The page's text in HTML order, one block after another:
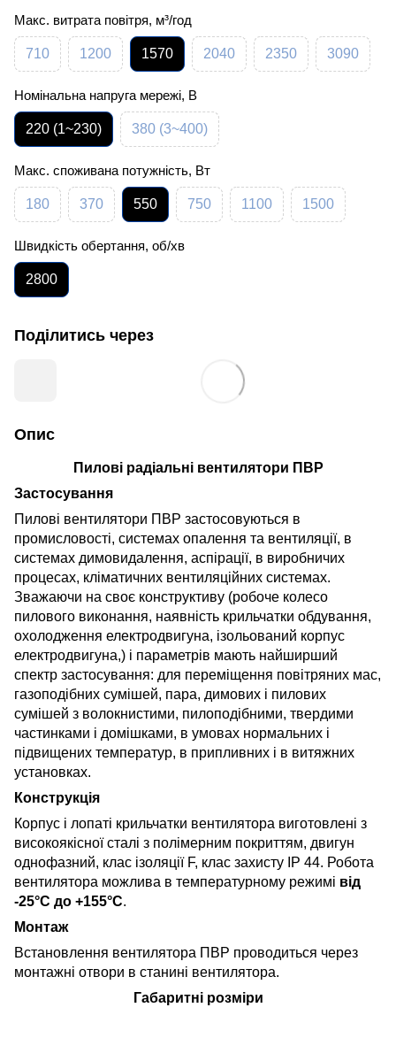
Макс. витрата повітря, м³/год
710 1200 1570 2040 2350 3090
Номінальна напруга мережі, В
220 (1~230) 380 (3~400)
Макс. споживана потужність, Вт
180 370 550 750 1100 1500
Швидкість обертання, об/хв
2800
Поділитись через
Опис
Пилові радіальні вентилятори ПВР
Застосування
Пилові вентилятори ПВР застосовуються в
промисловості, системах опалення та вентиляції, в
системах димовидалення, аспірації, в виробничих
процесах, кліматичних вентиляційних системах.
Зважаючи на своє конструктиву (робоче колесо
пилового виконання, наявність крильчатки обдування,
охолодження електродвигуна, ізольований корпус
електродвигуна,) і параметрів мають найширший
спектр застосування: для переміщення повітряних мас,
газоподібних сумішей, пара, димових і пилових
сумішей з волокнистими, пилоподібними, твердими
частинками і домішками, в умовах нормальних і
підвищених температур, в припливних і в витяжних
установках.
Конструкція
Корпус і лопаті крильчатки вентилятора виготовлені з
високоякісної сталі з полімерним покриттям, двигун
однофазний, клас ізоляції F, клас захисту IP 44. Робота
вентилятора можлива в температурному режимі від
-25°С до +155°С.
Монтаж
Встановлення вентилятора ПВР проводиться через
монтажні отвори в станині вентилятора.
Габаритні розміри